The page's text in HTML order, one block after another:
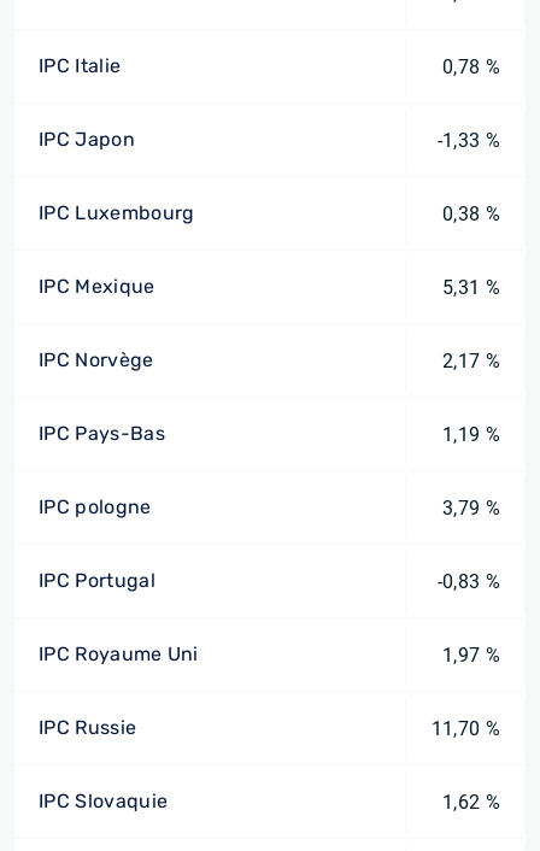
IPC Italie 0,78 %
IPC Japon -1,33 %
IPC Luxembourg 0,38 %
IPC Mexique 5,31 %
IPC Norvège 2,17 %
IPC Pays-Bas 1,19 %
IPC pologne 3,79 %
IPC Portugal -0,83 %
IPC Royaume Uni 1,97 %
IPC Russie 11,70 %
IPC Slovaquie 1,62 %